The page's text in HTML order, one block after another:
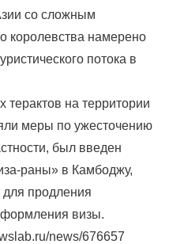
со сложным
королевства намерено
потока в
терактов на территории
меры по ужесточению
был введен
раны» в Камбоджу,
для продления
визы.
news/676657